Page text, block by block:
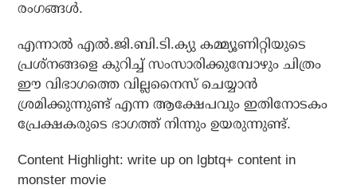
രംഗങ്ങള്‍.
എന്നാല്‍ എല്‍.ജി.ബി.ടി.ക്യു കമ്മ്യൂണിറ്റിയുടെ
പ്രശ്‌നങ്ങളെ കുറിച്ച് സംസാരിക്കുമ്പോഴും ചിത്രം
ഈ വിഭാഗത്തെ വില്ലനൈസ് ചെയ്യാന്‍
ശ്രമിക്കുന്നുണ്ട് എന്ന ആക്ഷേപവും ഇതിനോടകം
പ്രേക്ഷകരുടെ ഭാഗത്ത് നിന്നും ഉയരുന്നുണ്ട്.
Content Highlight: write up on lgbtq+ content in
monster movie